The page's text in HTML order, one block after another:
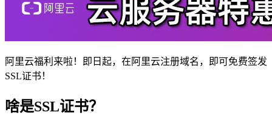
阿里云福利来啦！即日起，在阿里云注册域名，即可免费签发
SSL证书！
啥是SSL证书？